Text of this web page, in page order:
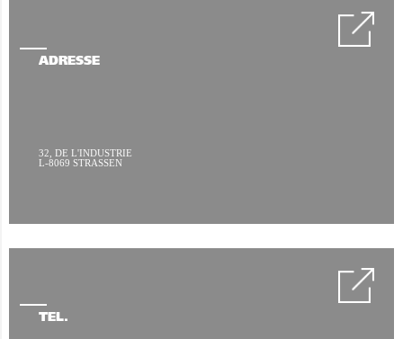
ADRESSE
32, DE L'INDUSTRIE
L-8069 STRASSEN
TÉL.